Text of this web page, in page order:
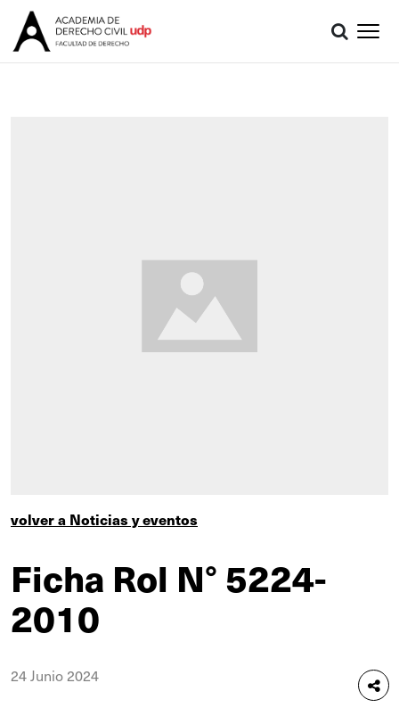
volver a Noticias y eventos
Ficha Rol N° 5224-
2010
24 Junio 2024